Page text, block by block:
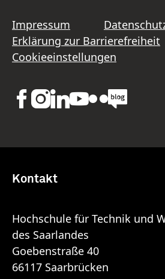
Impressum
Erklärung zur Barrierefreiheit
Cookieeinstellungen
Kontakt
Hochschule für Technik und
des Saarlandes
Goebenstraße 40
66117 Saarbrücken